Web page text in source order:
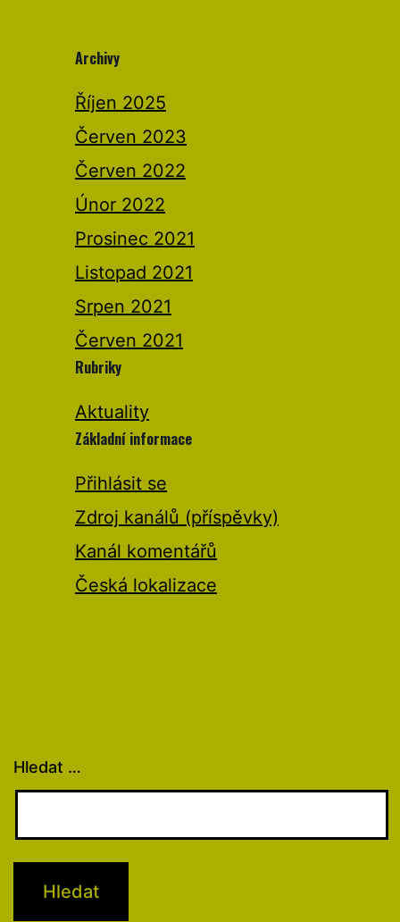
Archivy
Říjen 2025
Červen 2023
Červen 2022
Únor 2022
Prosinec 2021
Listopad 2021
Srpen 2021
Červen 2021
Rubriky
Aktuality
Základní informace
Přihlásit se
Zdroj kanálů (příspěvky)
Kanál komentářů
Česká lokalizace
Hledat …